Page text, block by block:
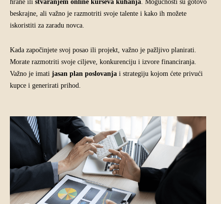
hrane ili stvaranjem online kurseva kuhanja . Mogućnosti su gotovo
beskrajne, ali važno je razmotriti svoje talente i kako ih možete
iskoristiti za zaradu novca.
Kada započinjete svoj posao ili projekt, važno je pažljivo planirati.
Morate razmotriti svoje ciljeve, konkurenciju i izvore financiranja.
Važno je imati jasan plan poslovanja i strategiju kojom ćete privući
kupce i generirati prihod.